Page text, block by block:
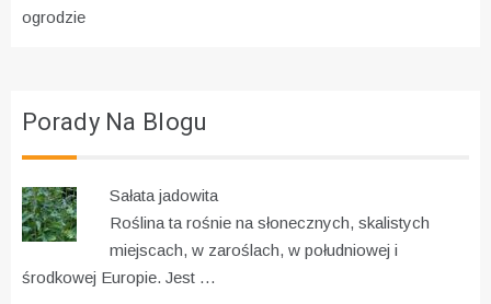
ogrodzie
Porady Na Blogu
Sałata jadowita
Roślina ta rośnie na słonecznych, skalistych
miejscach, w zaroślach, w południowej i
środkowej Europie. Jest …